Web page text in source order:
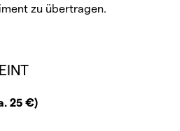
zu übertragen.
25 €)